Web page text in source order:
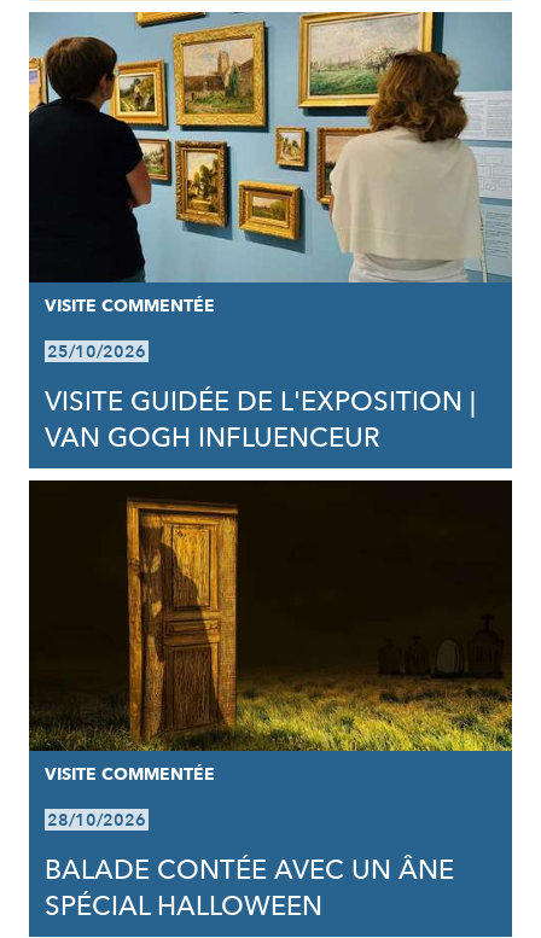
VISITE COMMENTÉE
25/10/2026
VISITE GUIDÉE DE L'EXPOSITION |
VAN GOGH INFLUENCEUR
VISITE COMMENTÉE
28/10/2026
BALADE CONTÉE AVEC UN ÂNE
SPÉCIAL HALLOWEEN